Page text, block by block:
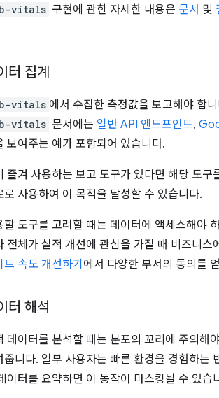
vitals 구현에 관한 자세한 내용은 문서 및
터 집계
vitals 에서 수집한 측정값을 보고해야 합
vitals 문서에는 일반 API 엔드포인트,
보여주는 예가 포함되어 있습니다.
즐겨 사용하는 보고 도구가 있다면 해당 도
로 사용하여 이 목적을 달성할 수 있습니다.
할 도구를 고려할 때는 데이터에 액세스해야
전체가 실적 개선에 관심을 가질 때 비즈니
트 속도 개선하기 에서 다양한 부서의 동의를
터 해석
데이터를 분석할 때는 분포의 꼬리에 주의해
줍니다. 일부 사용자는 빠른 환경을 경험하는
이터를 요약하면 이 동작이 마스킹될 수 있습